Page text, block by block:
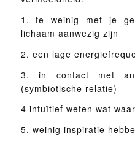
1. te weinig met je
lichaam aanwezig zijn
2. een lage
3. in contact met
(symbiotische relatie)
4 intuïtief weten wat
5. weinig inspiratie